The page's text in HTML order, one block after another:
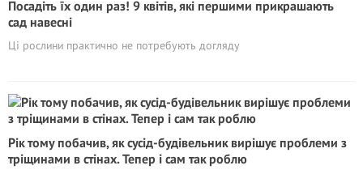
Посадіть їх один раз! 9 квітів, які першими прикрашають
сад навесні
Ці рослини практично не потребують догляду
Рік тому побачив, як сусід-будівельник вирішує проблеми з
тріщинами в стінах. Тепер і сам так роблю